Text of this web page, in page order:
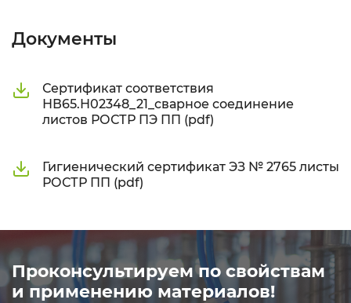
Документы
Сертификат соответствия
НВ65.Н02348_21_сварное соединение
листов РОСТР ПЭ ПП (pdf)
Гигиенический сертификат ЭЗ № 2765 листы
РОСТР ПП (pdf)
Проконсультируем по свойствам
и применению материалов!